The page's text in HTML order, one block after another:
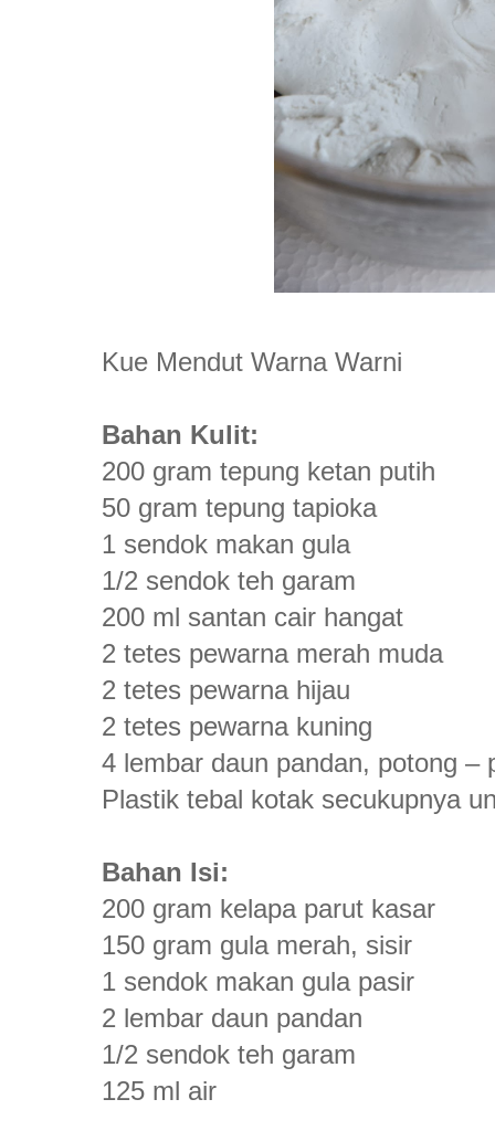
Kue Mendut Warna Warni
Bahan Kulit:
200 gram tepung ketan putih
50 gram tepung tapioka
1 sendok makan gula
1/2 sendok teh garam
200 ml santan cair hangat
2 tetes pewarna merah muda
2 tetes pewarna hijau
2 tetes pewarna kuning
4 lembar daun pandan, potong –
Plastik tebal kotak secukupnya
Bahan Isi:
200 gram kelapa parut kasar
150 gram gula merah, sisir
1 sendok makan gula pasir
2 lembar daun pandan
1/2 sendok teh garam
125 ml air